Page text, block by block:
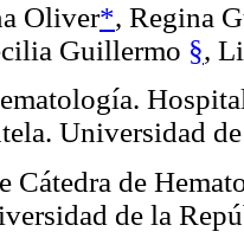
Oliver*, Regina
Guillermo §,
Universidad
Cátedra de
de la